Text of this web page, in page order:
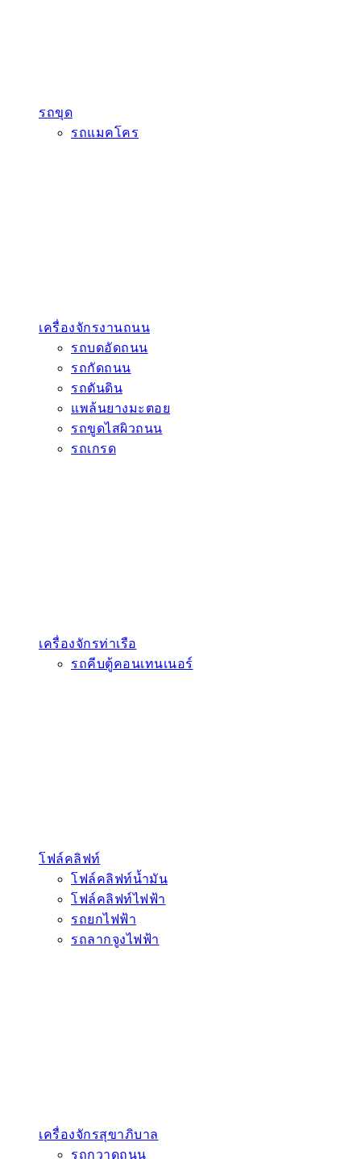
รถขุด
รถแมคโคร
เครื่องจักรงานถนน
รถบดอัดถนน
รถกัดถนน
รถดันดิน
แพล้นยางมะตอย
รถขูดไสผิวถนน
รถเกรด
เครื่องจักรท่าเรือ
รถคีบตู้คอนเทนเนอร์
โฟล์คลิฟท์
โฟล์คลิฟท์น้ำมัน
โฟล์คลิฟท์ไฟฟ้า
รถยกไฟฟ้า
รถลากจูงไฟฟ้า
เครื่องจักรสุขาภิบาล
รถกวาดถนน